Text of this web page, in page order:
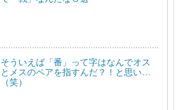
そういえば「番」って字はなんでオス
とメスのペアを指すんだ？！と思い…
（笑）